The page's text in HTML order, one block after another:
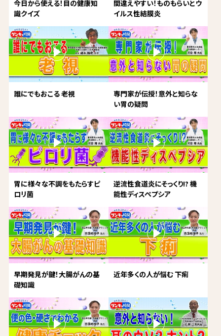
今日から使える！目の健康知
識クイズ
間違えやすい！ものもらいとウ
イルス性結膜炎
誰にでもおこる 老視
専門家が伝授！意外と知らな
い胃の疑問
胃に様々な不調をもたらすピ
ロリ菌
逆流性食道炎にそっくり!? 機
能性ディスペプシア
早期発見が鍵！大腸がんの基
礎知識
近年多くの人が悩む 下痢